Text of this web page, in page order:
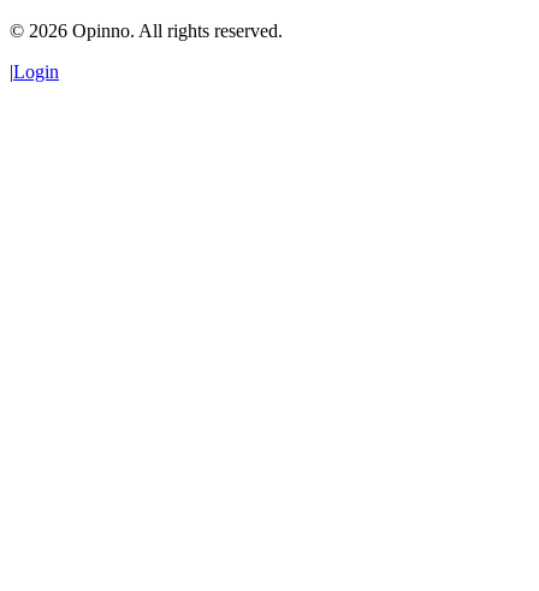
© 2026 Opinno. All rights reserved.
|Login